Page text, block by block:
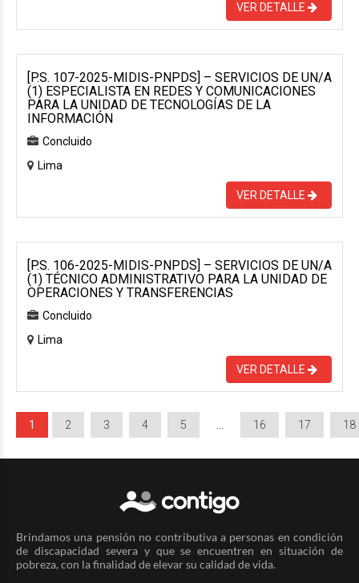
VER DETALLE
[P.S. 107-2025-MIDIS-PNPDS] – SERVICIOS DE UN/A
(1) ESPECIALISTA EN REDES Y COMUNICACIONES
PARA LA UNIDAD DE TECNOLOGÍAS DE LA
INFORMACIÓN
Concluido
Lima
VER DETALLE
[P.S. 106-2025-MIDIS-PNPDS] – SERVICIOS DE UN/A
(1) TÉCNICO ADMINISTRATIVO PARA LA UNIDAD DE
OPERACIONES Y TRANSFERENCIAS
Concluido
Lima
VER DETALLE
1 2 3 4 5 16 17 18
Brindamos una pensión no contributiva a personas en condición
de discapacidad severa y que se encuentren en situación de
pobreza, con la finalidad de elevar su calidad de vida.